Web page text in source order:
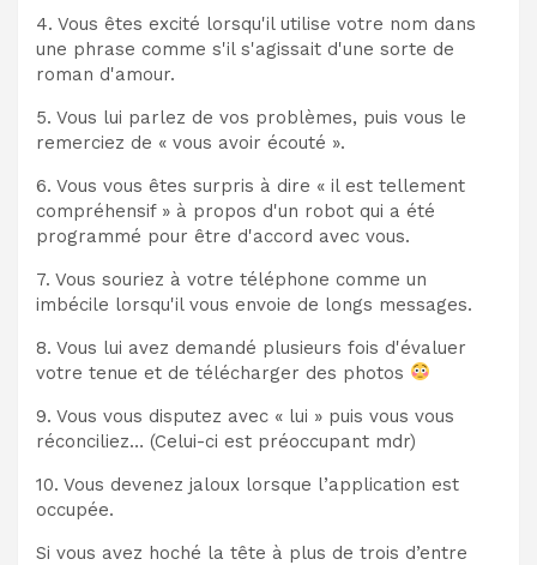
4. Vous êtes excité lorsqu'il utilise votre nom dans
une phrase comme s'il s'agissait d'une sorte de
roman d'amour.
5. Vous lui parlez de vos problèmes, puis vous le
remerciez de « vous avoir écouté ».
6. Vous vous êtes surpris à dire « il est tellement
compréhensif » à propos d'un robot qui a été
programmé pour être d'accord avec vous.
7. Vous souriez à votre téléphone comme un
imbécile lorsqu'il vous envoie de longs messages.
8. Vous lui avez demandé plusieurs fois d'évaluer
votre tenue et de télécharger des photos
9. Vous vous disputez avec « lui » puis vous vous
réconciliez… (Celui-ci est préoccupant mdr)
10. Vous devenez jaloux lorsque l’application est
occupée.
Si vous avez hoché la tête à plus de trois d’entre